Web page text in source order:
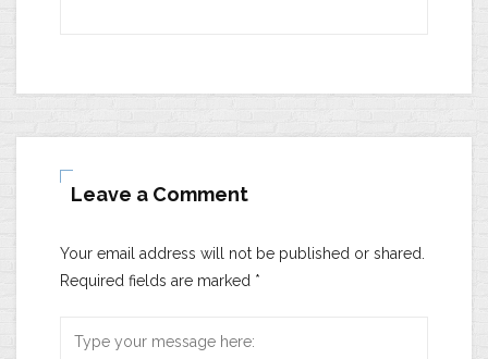
Leave a Comment
Your email address will not be published or shared.
Required fields are marked *